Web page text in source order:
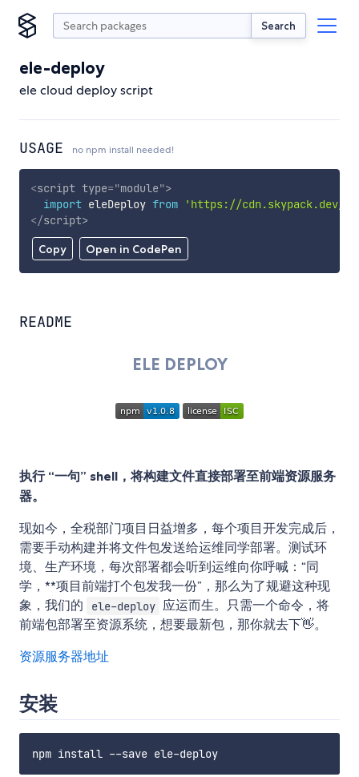
Search
ele-deploy
ele cloud deploy script
USAGE no npm install needed!
Copy Open in CodePen
<script type="module">
import eleDeploy from
'https://cdn.skypack.dev/
</script>
README
ELE DEPLOY
执行 “一句” shell，将构建文件直接部署至前端资源服务
器。
现如今，全税部门项目日益增多，每个项目开发完成后，
需要手动构建并将文件包发送给运维同学部署。测试环
境、生产环境，每次部署都会听到运维向你呼喊：“同
学，**项目前端打个包发我一份”，那么为了规避这种现
象，我们的
ele-deploy 应运而生。只需一个命令，将
前端包部署至资源系统，想要最新包，那你就去下👋。
资源服务器地址
安装